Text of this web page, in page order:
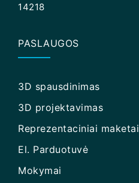
14218
PASLAUGOS
3D spausdinimas
3D projektavimas
Reprezentaciniai maketai
El. Parduotuvė
Mokymai